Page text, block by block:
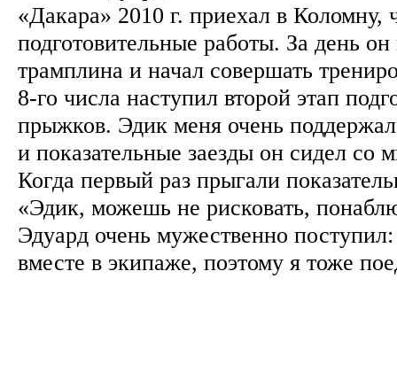
«Дакара» 2010 г. приехал в Коломну,
подготовительные работы. За день
трамплина и начал совершать
8-го числа наступил второй этап
прыжков. Эдик меня очень
и показательные заезды он сидел со
Когда первый раз прыгали
«Эдик, можешь не рисковать,
Эдуард очень мужественно
вместе в экипаже, поэтому я тоже